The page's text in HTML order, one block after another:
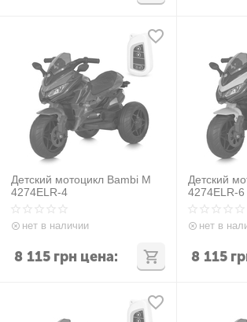
Детский мотоцикл Bambi M
4274ELR-4
нет в наличии
8 115 грн цена:
Детский
4274ELR-6
нет в
8 115